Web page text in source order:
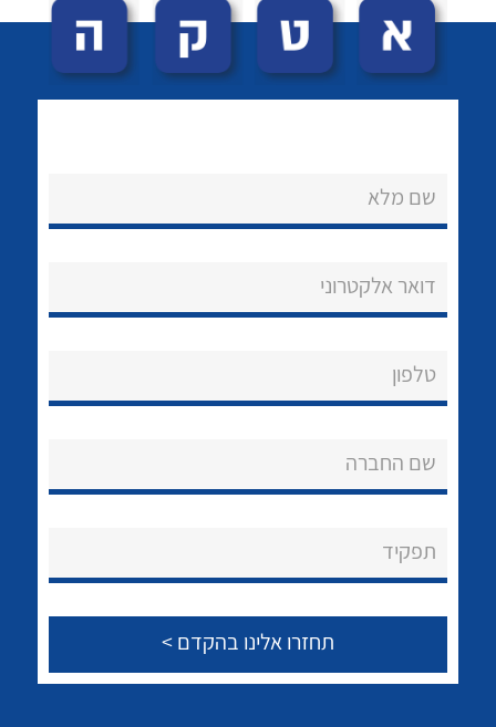
הצוות שלנו
שירותי תמיכה
לכל מוצרי היצרן לכל מוצרי היצרן
שם מלא
דואר אלקטרוני
טלפון
שם החברה
תפקיד